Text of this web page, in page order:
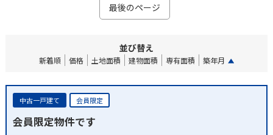
最後のページ
並び替え
新着順 価格 土地面積 建物面積 専有面積 築年月
中古一戸建て 会員限定
会員限定物件です